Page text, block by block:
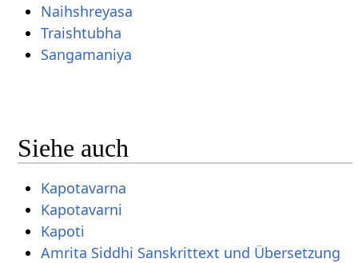
Naihshreyasa
Traishtubha
Sangamaniya
Siehe auch
Kapotavarna
Kapotavarni
Kapoti
Amrita Siddhi Sanskrittext und Übersetzung